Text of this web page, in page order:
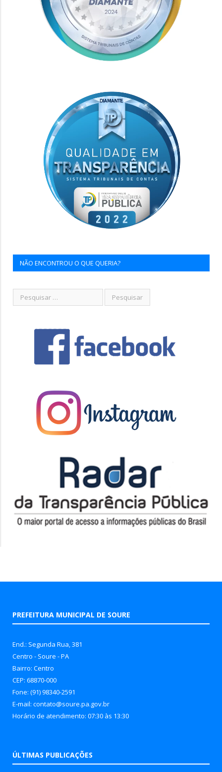
NÃO ENCONTROU O QUE QUERIA?
PREFEITURA MUNICIPAL DE SOURE
End.: Segunda Rua, 381
Centro - Soure - PA
Bairro: Centro
CEP: 68870-000
Fone: (91) 98340-2591
E-mail: contato@soure.pa.gov.br
Horário de atendimento: 07:30 às 13:30
ÚLTIMAS PUBLICAÇÕES